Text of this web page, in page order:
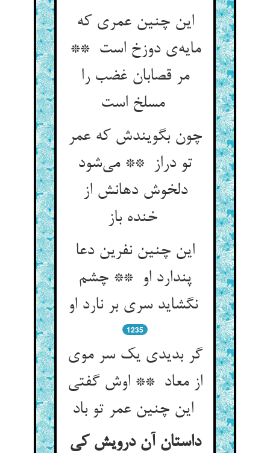
این چنین عمری که
مایه‌ی دوزخ است **
مر قصابان غضب را
مسلخ است
چون بگویندش که عمر
تو دراز ** می‌شود
دلخوش دهانش از
این چنین نفرین دعا
پندارد او ** چشم
نگشاید سری بر نارد او
1235
گر بدیدی یک سر موی
از معاد ** اوش گفتی
این چنین عمر تو باد
داستان آن درویش کی